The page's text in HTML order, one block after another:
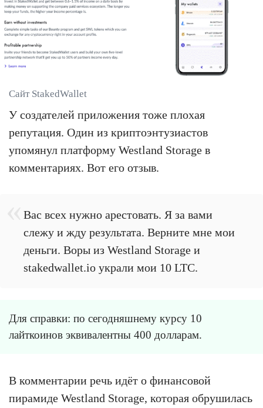
Сайт StakedWallet
У создателей приложения тоже плохая
репутация. Один из криптоэнтузиастов
упомянул платформу Westland Storage в
комментариях. Вот его отзыв.
Вас всех нужно арестовать. Я за вами
слежу и жду результата. Верните мне мои
деньги. Воры из Westland Storage и
stakedwallet.io украли мои 10 LTC.
Для справки: по сегодняшнему курсу 10
лайткоинов эквивалентны 400 долларам.
В комментарии речь идёт о финансовой
пирамиде Westland Storage, которая обрушилась